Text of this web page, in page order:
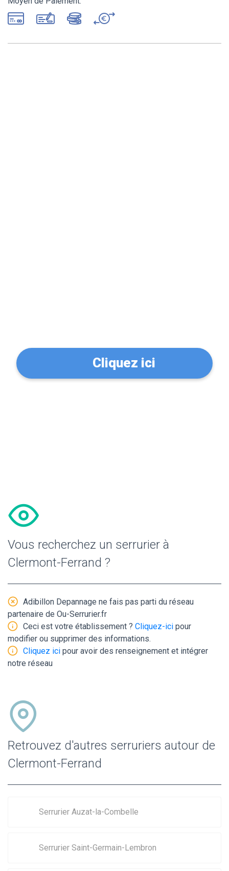
Cliquez ici
Vous recherchez un serrurier à
Clermont-Ferrand ?
Adibillon Depannage ne fais pas parti du réseau
partenaire de Ou-Serrurier.fr
Ceci est votre établissement ? Cliquez-ici pour
modifier ou supprimer des informations.
Cliquez ici pour avoir des renseignement et intégrer
notre réseau
Retrouvez d'autres serruriers autour de
Clermont-Ferrand
Serrurier Auzat-la-Combelle
Serrurier Saint-Germain-Lembron